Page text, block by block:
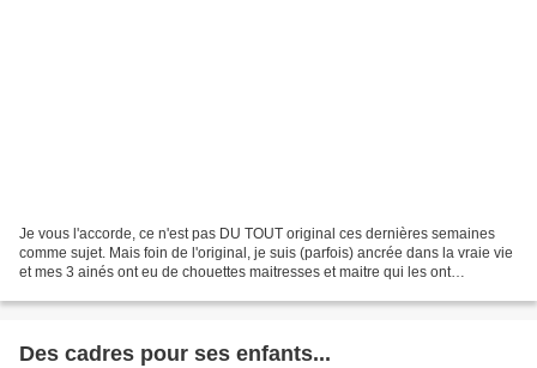
Je vous l'accorde, ce n'est pas DU TOUT original ces dernières semaines
comme sujet. Mais foin de l'original, je suis (parfois) ancrée dans la vraie vie
et mes 3 ainés ont eu de chouettes maitresses et maitre qui les ont
Des cadres pour ses enfants...